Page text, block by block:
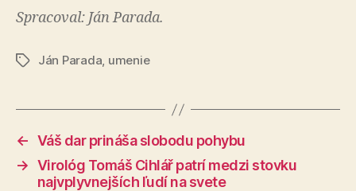
Spracoval: Ján Parada.
ZnačkyJán Parada, umenie
← Váš dar prináša slobodu pohybu
→ Virológ Tomáš Cihlář patrí medzi stovku
najvplyvnejších ľudí na svete